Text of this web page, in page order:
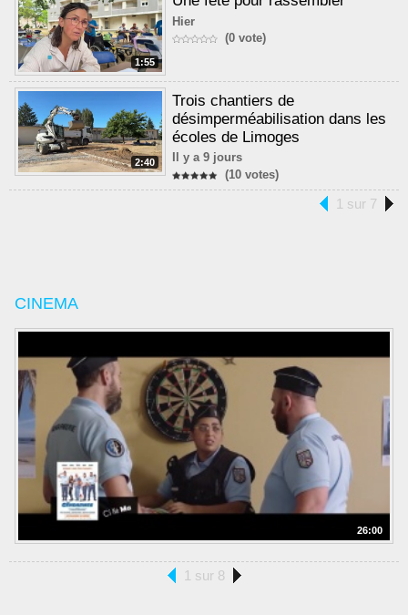
1:55
Hier
(0 vote)
2:40
Trois chantiers de
désimperméabilisation dans les
écoles de Limoges
Il y a 9 jours
(10 votes)
1 sur 7
CINEMA
26:00
1 sur 8